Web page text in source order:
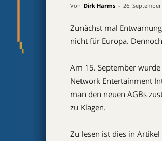
Von Dirk Harms - 26. September
Zunächst mal
nicht für Europa.
Am 15. September
Network Entertainment
man den neuen AGBs
zu Klagen.
Zu lesen ist dies in